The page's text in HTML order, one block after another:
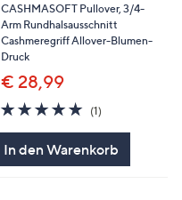
CASHMASOFT Pullover, 3/4-
Arm Rundhalsausschnitt
Cashmeregriff Allover-Blumen-
Druck
€ 28,99
5.0
von
(1)1
In den Warenkorb